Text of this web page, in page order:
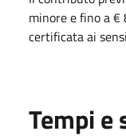
minore e fino a
certificata ai
Tempi e